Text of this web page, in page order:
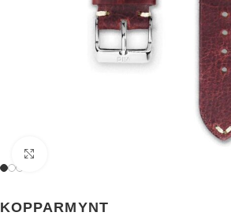
KOPPARMYNT